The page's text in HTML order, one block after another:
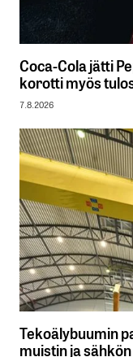
Coca-Cola jätti
korotti myös
7.8.2026
Tekoälybuumin
muistin ja